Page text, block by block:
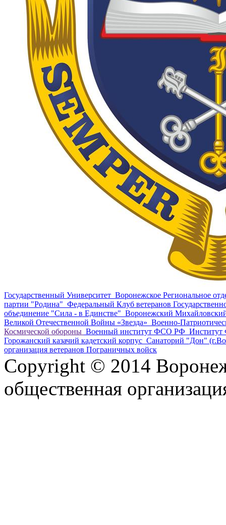
Государственный Университет Воронежское Региональное
партии "Родина" Федеральный Клуб ветеранов
объединение "Сила - в Единстве" Воронежский
Великой Отечественной Войны «Звезда» Военно-
Космической обороны Военный институт ФСО РФ
Горожанский казачий кадетский корпус Санаторий "Дон"
организация ветеранов Пограничных войск
Copyright © 2014
общественная